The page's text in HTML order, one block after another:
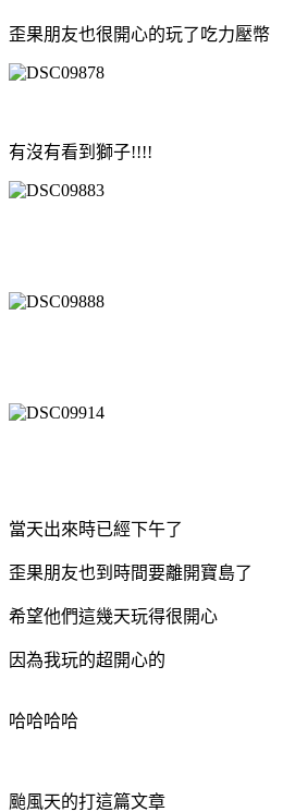
歪果朋友也很開心的玩了吃力壓幣
有沒有看到獅子!!!!
當天出來時已經下午了
歪果朋友也到時間要離開寶島了
希望他們這幾天玩得很開心
因為我玩的超開心的
哈哈哈哈
颱風天的打這篇文章